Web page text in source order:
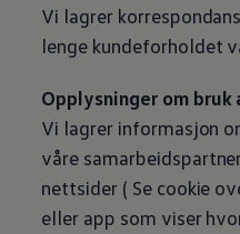
Vi lagrer
lenge kundeforholdet
Opplysninger om
Vi lagrer informasjon
våre
nettsider ( Se cookie
eller app som viser